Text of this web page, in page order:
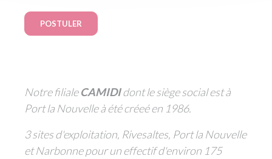
POSTULER
Notre filialeCAMIDIdont le siège social est à
Port la Nouvelle à été créeé en 1986.
3 sites d'exploitation, Rivesaltes, Port la Nouvelle
et Narbonne pour un effectif d'environ 175